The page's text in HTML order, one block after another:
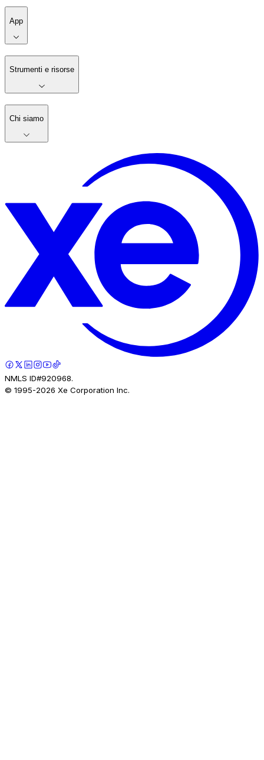
App
Strumenti e risorse
Chi siamo
NMLS ID#920968.
© 1995-2026 Xe Corporation Inc.